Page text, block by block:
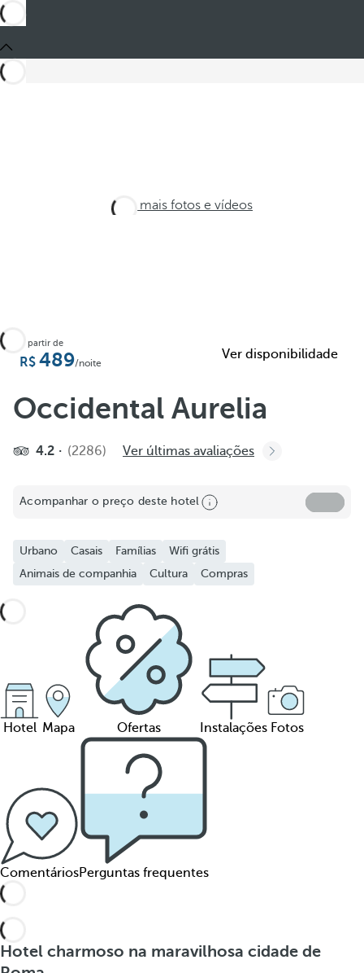
Veja mais fotos e vídeos
A partir de
489/noite
Ver disponibilidade
Occidental Aurelia
4.2 (2286) Ver últimas avaliações
Acompanhar o preço deste hotel
Urbano Casais Famílias
Wifi grátis
Animais de companhia
Cultura Compras
Hotel Mapa Ofertas Instalações Fotos
ComentáriosPerguntas frequentes
Hotel charmoso na maravilhosa cidade de